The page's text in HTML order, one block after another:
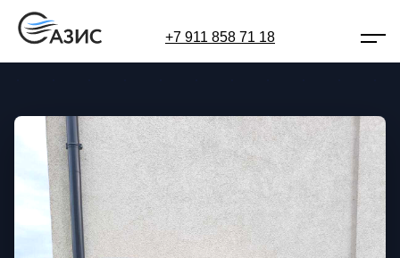
+7 911 858 71 18